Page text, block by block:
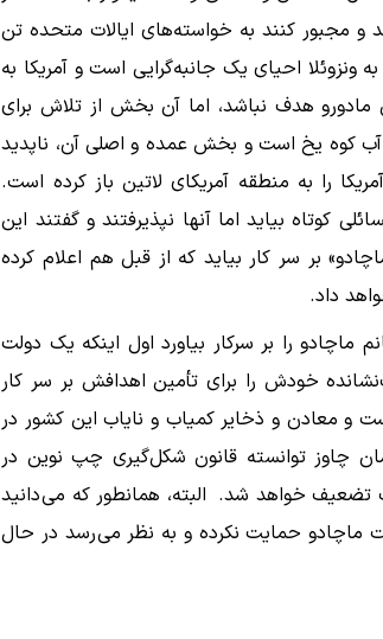
و مجبور کنند به خواسته‌های ایالات متحده تن
ونزوئلا احیای یک جانبه‌گرایی است و آمریکا به
هدف نباشد، اما آن بخش از تلاش برای
آب کوه یخ است و بخش عمده و اصلی آن، ناپدید
را به منطقه آمریکای لاتین باز کرده است.
کوتاه بیاید اما آنها نپذیرفتند و گفتند این
بر سر کار بیاید که از قبل هم اعلام کرده
داد.
ماچادو را بر سرکار بیاورد اول اینکه یک دولت
خودش را برای تأمین اهدافش بر سر کار
و معادن و ذخایر کمیاب و نایاب این کشور در
زمان چاوز توانسته قانون شکل‌گیری چپ نوین در
خواهد شد. البته، همانطور که می دانید
ماچادو حمایت نکرده و به نظر می رسد در حال